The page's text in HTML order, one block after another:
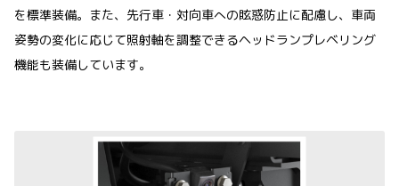
を標準装備。また、先行車・対向車への眩惑防止に配慮し、車両
姿勢の変化に応じて照射軸を調整できるヘッドランプレベリング
機能も装備しています。